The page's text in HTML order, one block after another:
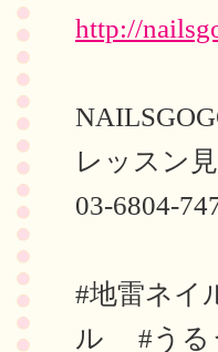
http://
レッスン
03-6804-
#地雷ネ
ル #うる